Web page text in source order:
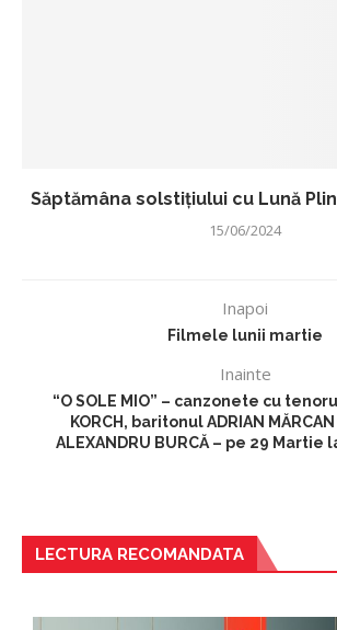
Săptămâna solstițiului cu Lună
15/06/2024
Inapoi
Filmele lunii martie
Inainte
“O SOLE MIO” – canzonete cu
KORCH, baritonul ADRIAN
ALEXANDRU BURCĂ – pe 29 Martie
LECTURA RECOMANDATA